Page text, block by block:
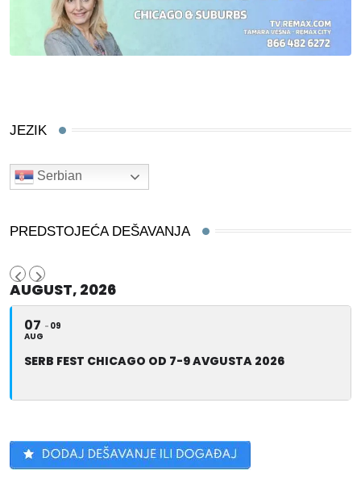
JEZIK
Serbian
PREDSTOJEĆA DEŠAVANJA
AUGUST, 2026
07
AUG
09
SERB FEST CHICAGO OD 7-9 AVGUSTA 2026